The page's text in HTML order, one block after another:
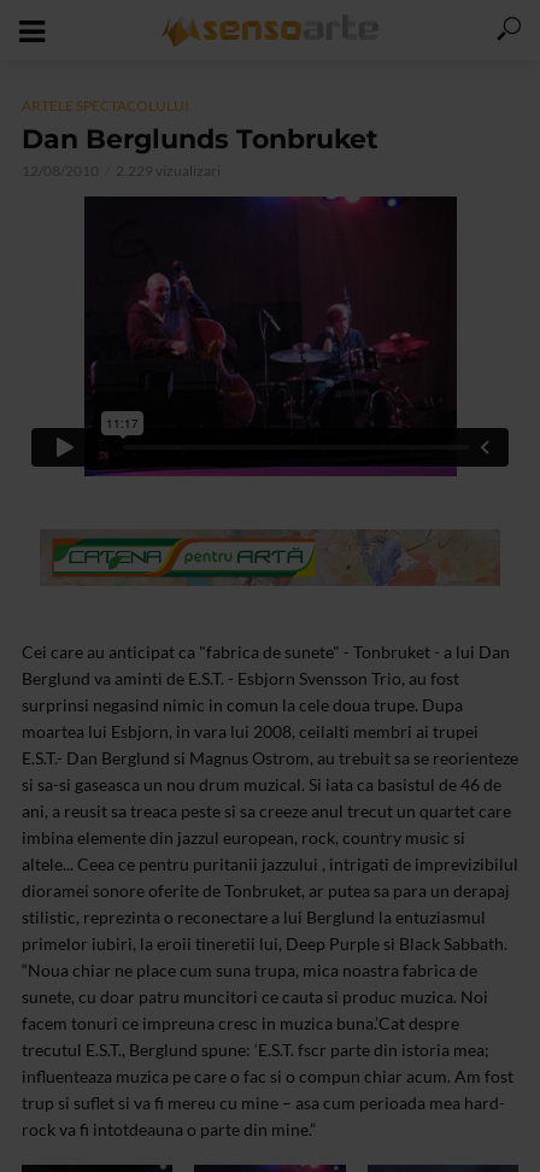
ARTELE SPECTACOLULUI
Dan Berglunds Tonbruket
12/08/2010 2.229 vizualizari
Cei care au anticipat ca "fabrica de sunete" - Tonbruket - a lui Dan
Berglund va aminti de E.S.T. - Esbjorn Svensson Trio, au fost
surprinsi negasind nimic in comun la cele doua trupe. Dupa
moartea lui Esbjorn, in vara lui 2008, ceilalti membri ai trupei
E.S.T.- Dan Berglund si Magnus Ostrom, au trebuit sa se reorienteze
si sa-si gaseasca un nou drum muzical. Si iata ca basistul de 46 de
ani, a reusit sa treaca peste si sa creeze anul trecut un quartet care
imbina elemente din jazzul european, rock, country music si
altele... Ceea ce pentru puritanii jazzului , intrigati de imprevizibilul
dioramei sonore oferite de Tonbruket, ar putea sa para un derapaj
stilistic, reprezinta o reconectare a lui Berglund la entuziasmul
primelor iubiri, la eroii tineretii lui, Deep Purple si Black Sabbath.
“Noua chiar ne place cum suna trupa, mica noastra fabrica de
sunete, cu doar patru muncitori ce cauta si produc muzica. Noi
facem tonuri ce impreuna cresc in muzica buna.’Cat despre
trecutul E.S.T., Berglund spune: ‘E.S.T. fscr parte din istoria mea;
influenteaza muzica pe care o fac si o compun chiar acum. Am fost
trup si suflet si va fi mereu cu mine – asa cum perioada mea hard-
rock va fi intotdeauna o parte din mine.”